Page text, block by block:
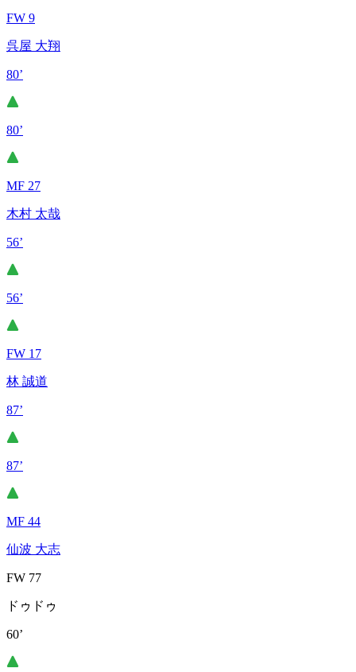
FW 9
呉屋 大翔
80’
80’
MF 27
木村 太哉
56’
56’
FW 17
林 誠道
87’
87’
MF 44
仙波 大志
FW 77
ドゥドゥ
60’